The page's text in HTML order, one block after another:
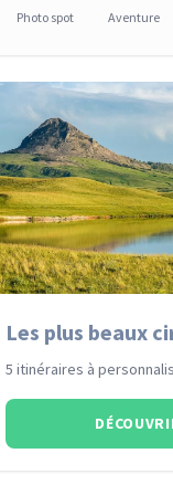
Photo spot Aventure
Les plus beaux
5 itinéraires à